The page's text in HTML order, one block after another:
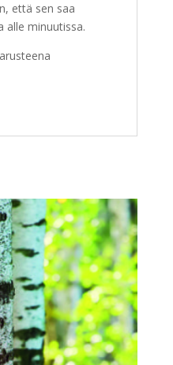
että sen saa
alle minuutissa.